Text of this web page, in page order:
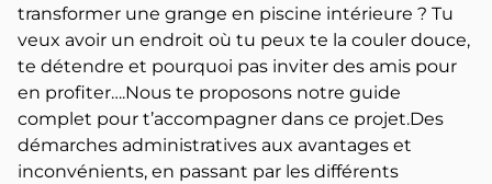
transformer une grange en piscine intérieure ? Tu
veux avoir un endroit où tu peux te la couler douce,
te détendre et pourquoi pas inviter des amis pour
en profiter….Nous te proposons notre guide
complet pour t’accompagner dans ce projet.Des
démarches administratives aux avantages et
inconvénients, en passant par les différents